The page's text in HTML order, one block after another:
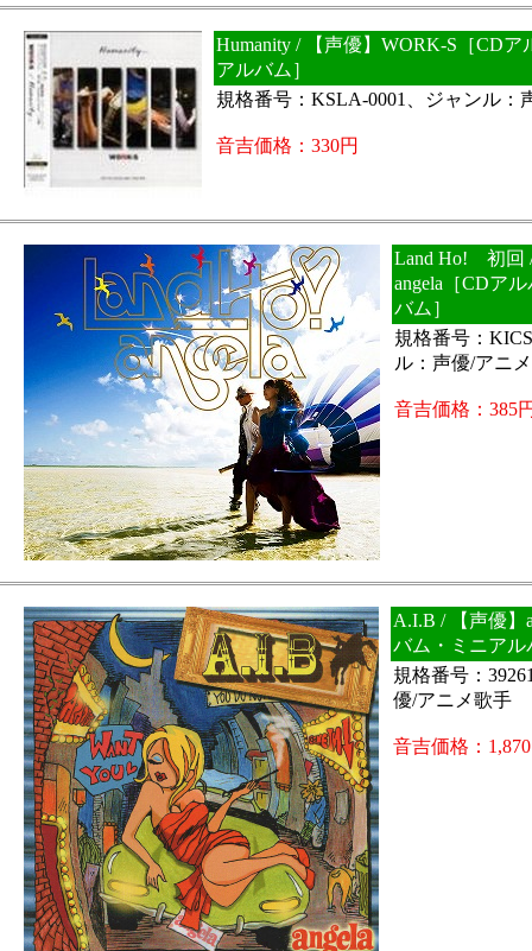
Humanity / 【声優】WORK-S［CDア
アルバム］
規格番号：KSLA-0001、ジャンル：
音吉価格：330円
Land Ho! 初回
angela［CDア
バム］
規格番号：
ル：声優/アニ
音吉価格：385
A.I.B / 【声優】
バム・ミニアル
規格番号：
優/アニメ歌手
音吉価格：